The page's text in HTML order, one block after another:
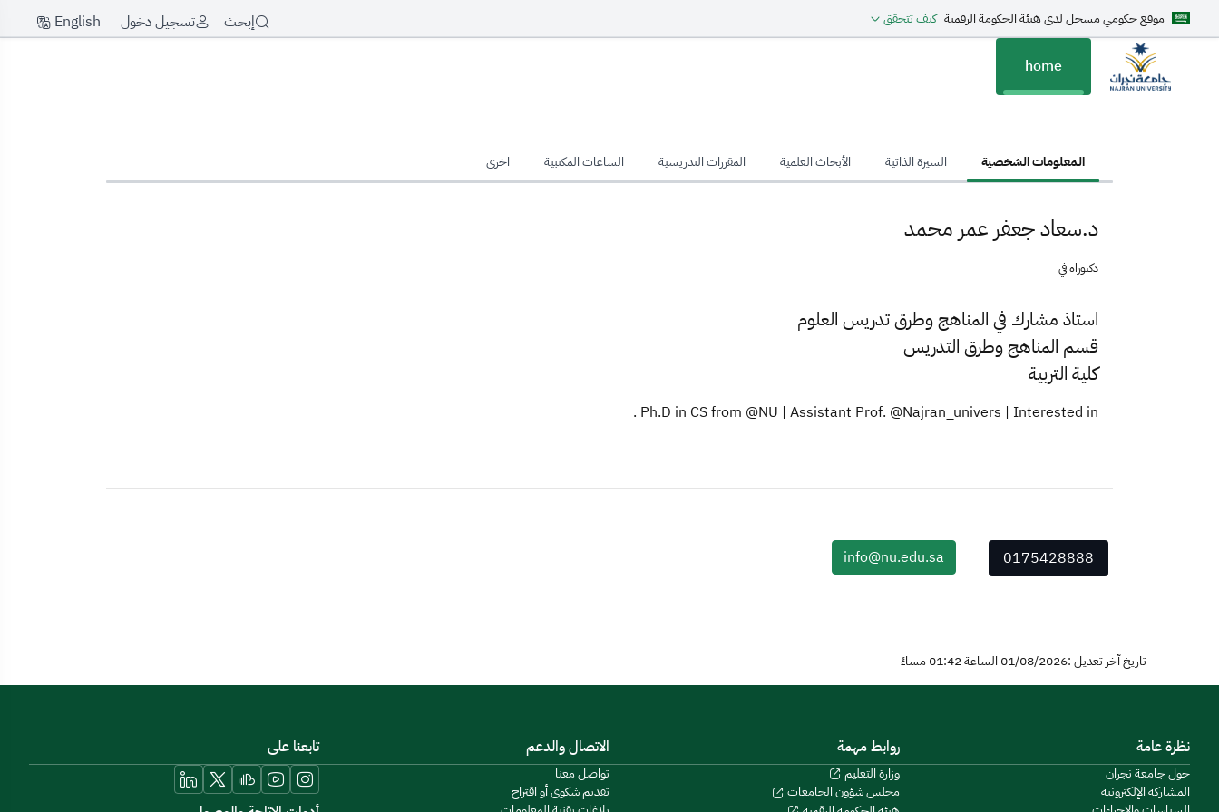
موقع حكومي مسجل لدى هيئة الحكومة الرقمية كيف تتحقق إبحث تسجيل دخول English
home
المعلومات الشخصية السيرة الذاتية الأبحاث العلمية المقررات التدريسية الساعات المكتبية اخرى
د.سعاد جعفر عمر محمد
دكتوراه في
استاذ مشارك في المناهج وطرق تدريس العلوم
قسم المناهج وطرق التدريس
كلية التربية
Ph.D in CS from @NU | Assistant Prof. @Najran_univers | Interested in .
0175428888
info@nu.edu.sa
تاريخ آخر تعديل :01/08/2026 الساعة 01:42 مساءً
نظرة عامة
حول جامعة نجران
المشاركة الإلكترونية
روابط مهمة
وزارة التعليم
مجلس شؤون الجامعات
الاتصال والدعم
تواصل معنا
تقديم شكوى أو اقتراح
تابعنا على